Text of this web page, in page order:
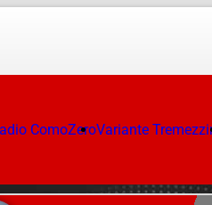
ComoZeroVariante